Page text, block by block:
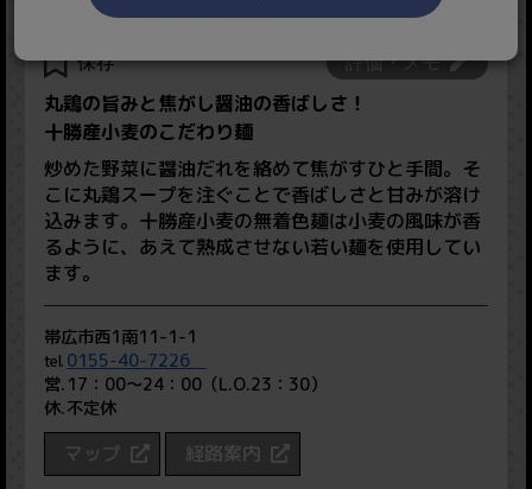
丸鶏 醤油ラーメン／990円
保存 評価・メモ
丸鶏の旨みと焦がし醤油の香ばしさ！
十勝産小麦のこだわり麺
炒めた野菜に醤油だれを絡めて焦がすひと手間。そ
こに丸鶏スープを注ぐことで香ばしさと甘みが溶け
込みます。十勝産小麦の無着色麺は小麦の風味が香
るように、あえて熟成させない若い麺を使用してい
ます。
帯広市西1南11-1-1
0155-40-7226
17：00～24：00（L.O.23：30）
不定休
マップ 経路案内